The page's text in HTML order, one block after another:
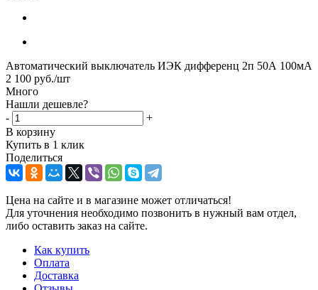
Автоматический выключатель ИЭК дифференц 2п 50А 100мА
2 100 руб./шт
Много
Нашли дешевле?
-
+
В корзину
Купить в 1 клик
Поделиться
Цена на сайте и в магазине может отличаться!
Для уточнения необходимо позвонить в нужный вам отдел,
либо оставить заказ на сайте.
Как купить
Оплата
Доставка